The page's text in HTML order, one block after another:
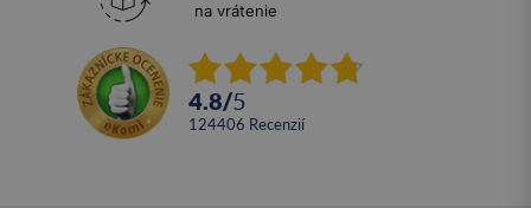
na vrátenie
4.8/5
124406 recenzií